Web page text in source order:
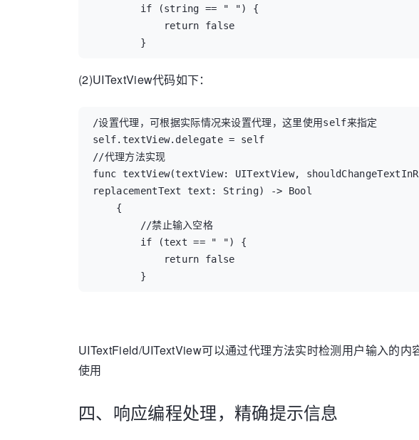
if (string == " ") {
return false
}
//按下回车后取消键盘
return false
}
return true
}
(2)UITextView代码如下：
/设置代理，可根据实际情况来设置代理，这里使用self来指定
self.textView.delegate = self
//代理方法实现
func textView(textView: UITextView,
replacementText text: String) -> Bool
{
//禁止输入空格
if (text == " ") {
return false
}
textView.resignFirstResponder()
}
return true
UITextField/UITextView可以通过代理方法实时检测用户输入的
使用
四、响应编程处理，精确提示信息